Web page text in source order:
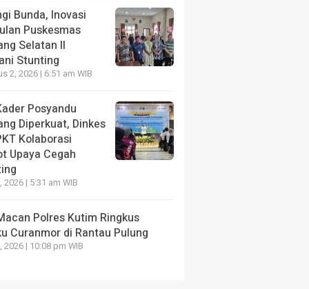
Posyandu Jalani
Gerobak Emas dalam
Menekan Stunting
lalu
Bunda, Inovasi
Puskesmas
Selatan II
Stunting
2, 2026 | 6:51 am WIB
Posyandu
Diperkuat, Dinkes
Kolaborasi
Upaya Cegah
2026 | 5:31 am WIB
Polres Kutim Ringkus
Curanmor di Rantau Pulung
2026 | 10:08 pm WIB